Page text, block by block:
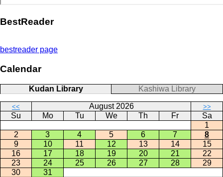
BestReader
bestreader page
Calendar
Kudan Library Kashiwa Library
<< August 2026 >>
Su Mo Tu We Th Fr
Sa
1
2
3 4 5 6 7
8
9
10 11 12 13 14
15
16
17 18 19 20 21
22
23
24 25 26 27 28
29
30
31